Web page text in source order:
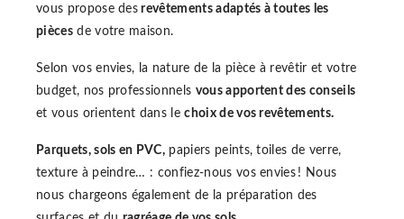
vous propose des revêtements adaptés à toutes les
piècesde votre maison.
Selon vos envies, la nature de la pièce à revêtir et votre
budget, nos professionnels vous apportent des conseils
et vous orientent dans lechoix de vos revêtements.
Parquets, sols en PVC, papiers peints, toiles de verre,
texture à peindre… : confiez-nous vos envies ! Nous
nous chargeons également de la préparation des